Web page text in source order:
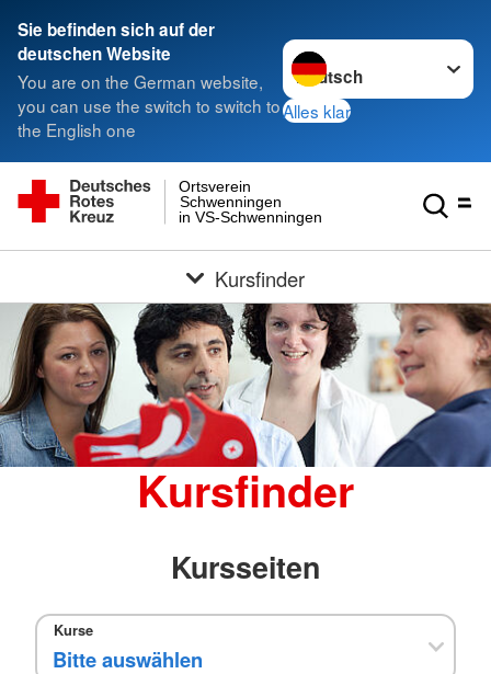
Sie befinden sich auf der
deutschen Website
You are on the German website,
you can use the switch to switch to
the English one
Sprache wechseln zu
Alles klar
in VS-Schwenningen
Schwenningen
Ortsverein
Kursfinder
Kursfinder
Kursseiten
Kurse